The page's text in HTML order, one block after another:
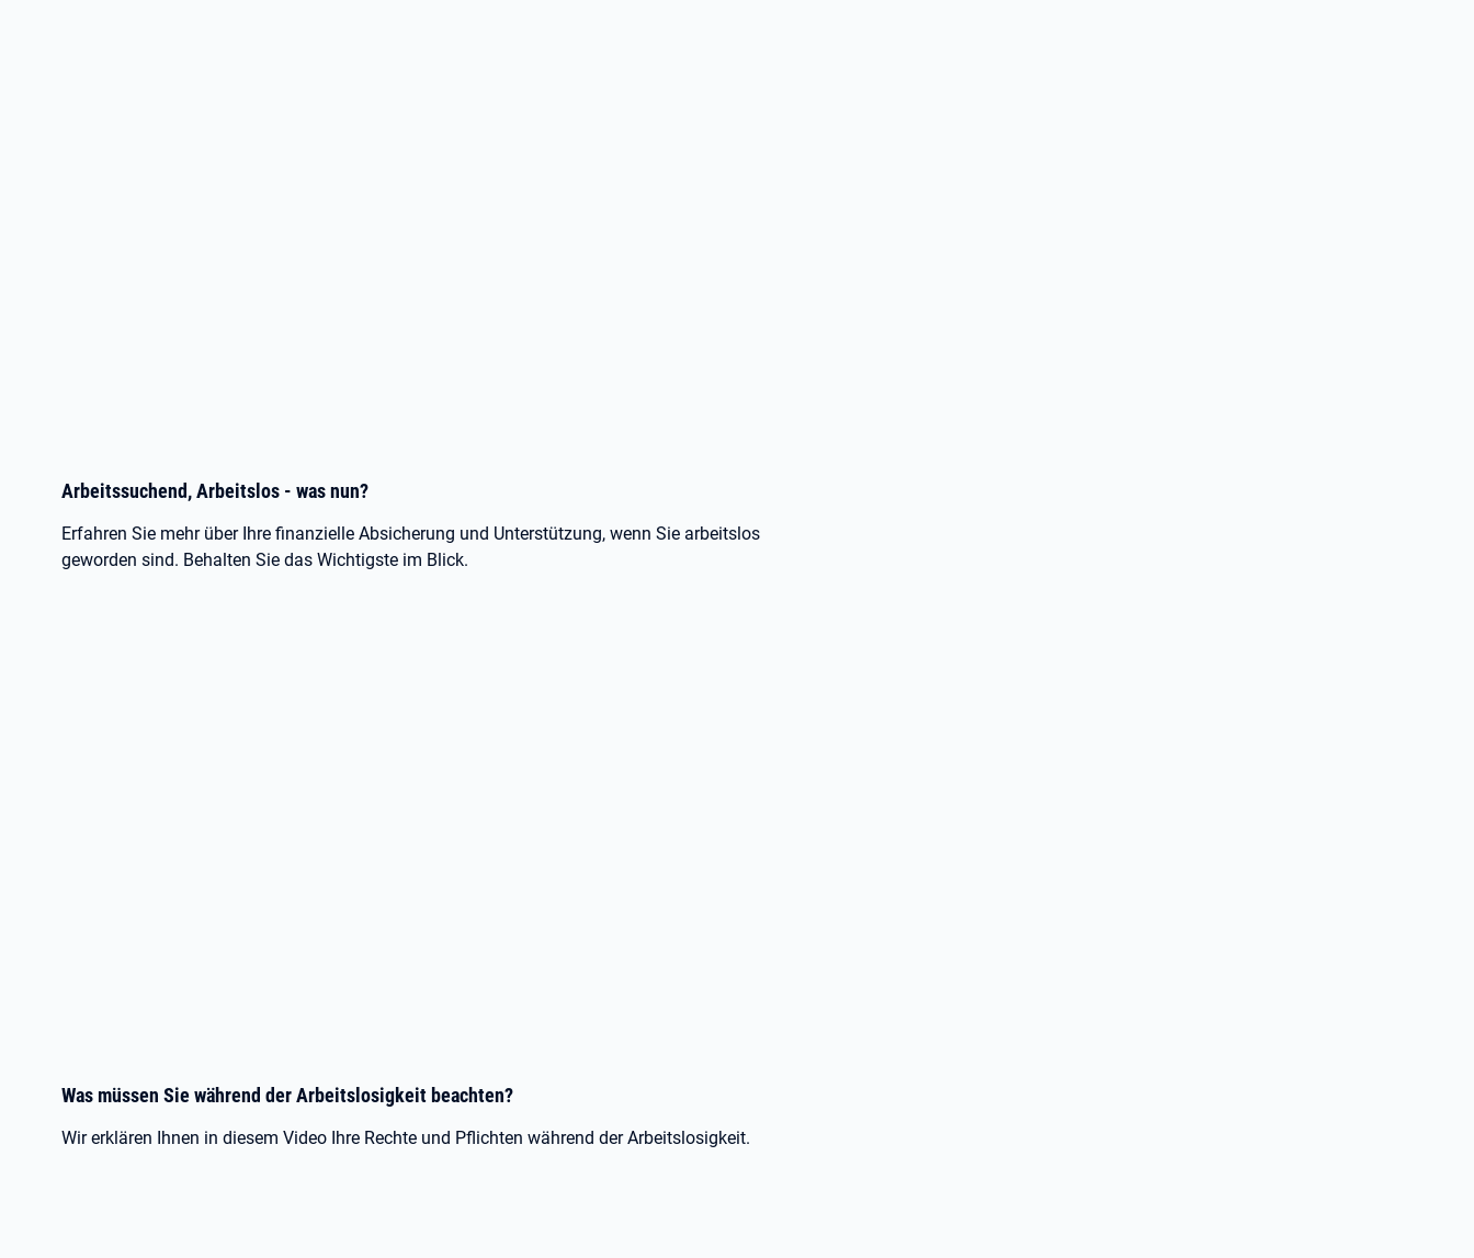
Arbeitssuchend, Arbeitslos - was nun?
Erfahren Sie mehr über Ihre finanzielle Absicherung und Unterstützung, wenn Sie arbeitslos
geworden sind. Behalten Sie das Wichtigste im Blick.
Was müssen Sie während der Arbeitslosigkeit beachten?
Wir erklären Ihnen in diesem Video Ihre Rechte und Pflichten während der Arbeitslosigkeit.